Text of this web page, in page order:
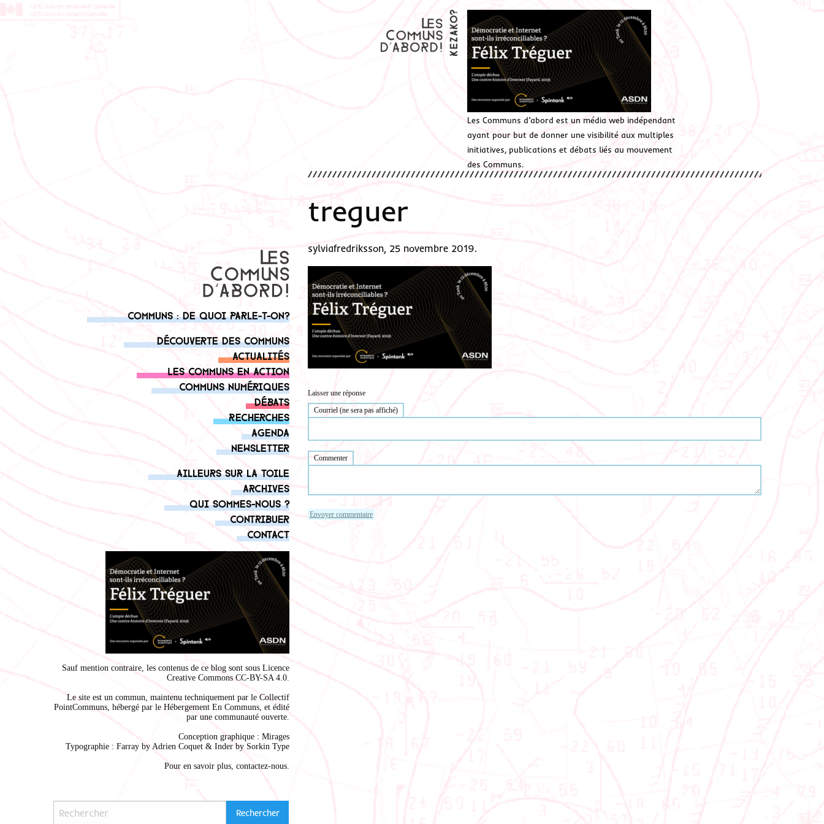
Les Communs d’abord est un média web indépendant
ayant pour but de donner une visibilité aux multiples
initiatives, publications et débats liés au mouvement
des Communs.
Communs : de quoi parle-t-on?
Découverte des communs
Actualités
Les communs en action
Communs numériques
Débats
Recherches
Agenda
Newsletter
Ailleurs sur la toile
Archives
Qui sommes-nous ?
Contribuer
Contact
Sauf mention contraire, les contenus de ce blog sont sous Licence
Creative Commons CC-BY-SA 4.0.
Le site est un commun, maintenu techniquement par le Collectif
PointCommuns, hébergé par le Hébergement En Communs, et édité
par une communauté ouverte.
Conception graphique : Mirages
Typographie : Farray by Adrien Coquet & Inder by Sorkin Type
Pour en savoir plus, contactez-nous.
treguer
sylviafredriksson, 25 novembre 2019.
Laisser une réponse
Courriel (ne sera pas affiché)
Commenter